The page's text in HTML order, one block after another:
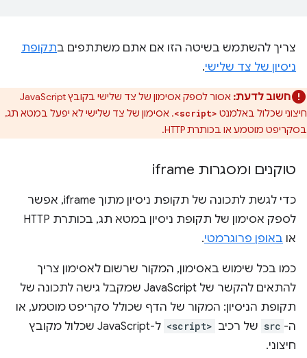
צריך להשתמש בשיטה הזו אם אתם משתתפים בתקופת
ניסיון של צד שלישי.
חשוב לדעת:
אסור לספק אסימון של צד שלישי בקובץ JavaScript
חיצוני שכלול באלמנט <script>. אסימון של צד שלישי לא יפעל במטא תג,
בסקריפט מוטמע או בכותרת HTTP.
טוקנים ומסגרות iframe
כדי לגשת לתכונה של תקופת ניסיון מתוך iframe, אפשר
לספק אסימון של תקופת ניסיון במטא תג, בכותרת HTTP
או באופן פרוגרמטי.
כמו בכל שימוש באסימון, המקור שרשום לאסימון צריך
להתאים להקשר של JavaScript שמקבל גישה לתכונה של
תקופת הניסיון: המקור של הדף שכולל סקריפט מוטמע, או
ה- src של רכיב <script>
ל-JavaScript שכלול מקובץ
חיצוני.